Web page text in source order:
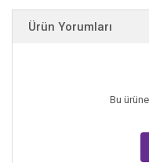
Ürün Yorumları
Bu